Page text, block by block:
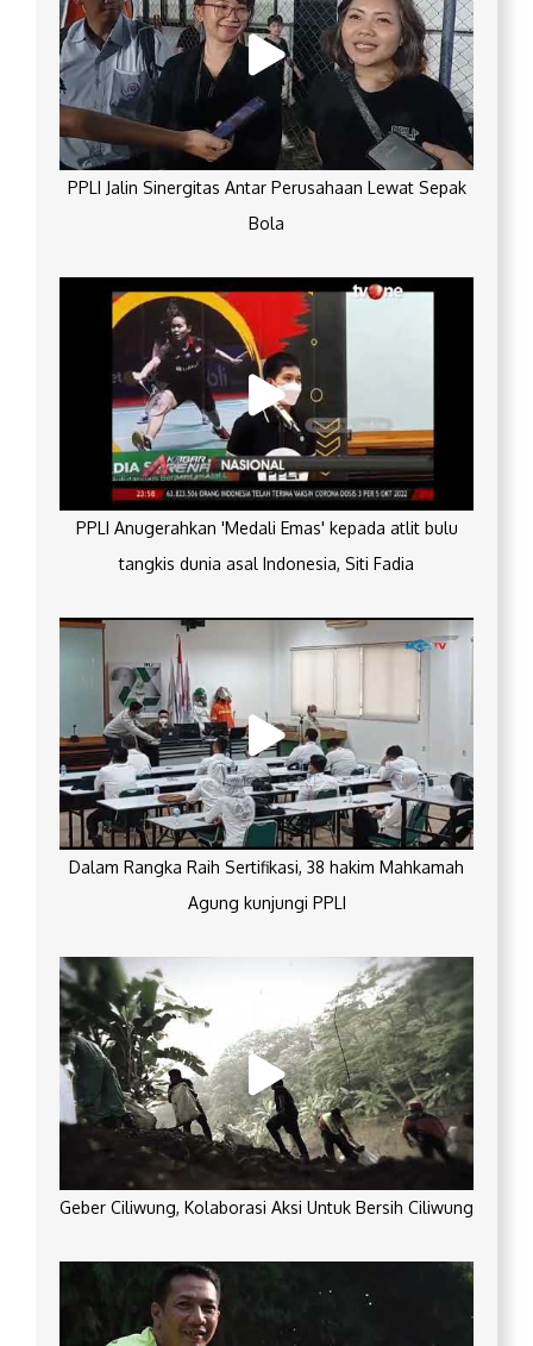
PPLI Jalin Sinergitas Antar Perusahaan Lewat Sepak
Bola
PPLI Anugerahkan 'Medali Emas' kepada atlit bulu
tangkis dunia asal Indonesia, Siti Fadia
Dalam Rangka Raih Sertifikasi, 38 hakim Mahkamah
Agung kunjungi PPLI
Geber Ciliwung, Kolaborasi Aksi Untuk Bersih Ciliwung